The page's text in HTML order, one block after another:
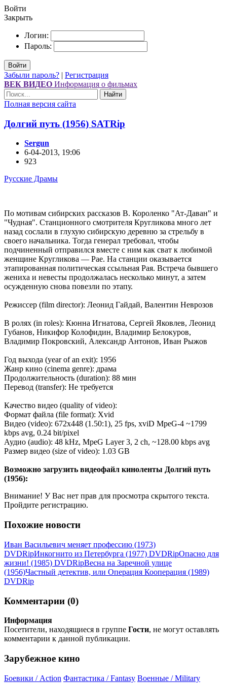
Войти
Закрыть
Логин:
Пароль:
Войти
Забыли пароль? | Регистрация
ВЕК ВИДЕО Информация о фильмах
Найти
Полная версия сайта
Долгий путь (1956) SATRip
Sergun
6-04-2013, 19:06
923
Русские Драмы
По мотивам сибирских рассказов В. Короленко "Ат-Даван" и
"Чудная". Станционного смотрителя Кругликова много лет
назад сослали в глухую сибирскую деревню за стрельбу в
своего начальника. Тогда генерал требовал, чтобы
подчиненный отправился вместе с ним как сват к любимой
женщине Кругликова — Рае. На станции оказывается
этапированная политическая ссыльная Рая. Встреча бывшего
жениха и невесты продолжалась несколько минут, а затем
осужденную снова повезли по этапу.
Режиссер (film director): Леонид Гайдай, Валентин Неврозов
В ролях (in roles): Кюнна Игнатова, Сергей Яковлев, Леонид
Губанов, Никифор Колофидин, Владимир Белокуров,
Владимир Покровский, Александр Антонов, Иван Рыжов
Год выхода (year of an exit): 1956
Жанр кино (cinema genre): драма
Продолжительность (duration): 88 мин
Перевод (transfer): Не требуется
Качество видео (quality of video):
Формат файла (file format): Xvid
Видео (video): 672х448 (1.50:1), 25 fрs, хviD MреG-4 ~1799
kbрs аvg, 0.24 bit/рiхеl
Аудио (audio): 48 kHz, MреG Lаyеr 3, 2 сh, ~128.00 kbрs аvg
Размер видео (size of video): 1.03 GB
Возможно загрузить видеофайл киноленты Долгий путь
(1956):
Внимание! У Вас нет прав для просмотра скрытого текста.
Пройдите регистрацию.
Похожие новости
Иван Васильевич меняет профессию (1973)
DVDRірИнкогнито из Петербурга (1977) DVDRірОпасно для
жизни! (1985) DVDRірВесна на Заречной улице
(1956)Частный детектив, или Операция Кооперация (1989)
DVDRір
Комментарии (0)
Информация
Посетители, находящиеся в группе Гости, не могут оставлять
комментарии к данной публикации.
Зарубежное кино
Боевики / Action Фантастика / Fantasy Военные / Military